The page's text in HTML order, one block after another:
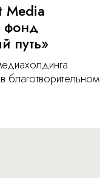
Media
фонд
путь»
благотворительном